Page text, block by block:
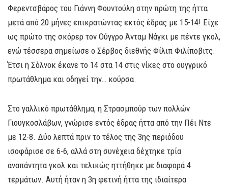
Φερεντσβάρος του Γιάννη Φουντούλη στην πρώτη της ήττα
μετά από 20 μήνες επικρατώντας εκτός έδρας με 15-14! Είχε
ως πρώτο της σκόρερ τον Ούγγρο Άνταμ Νάγκι με πέντε γκολ,
ενώ τέσσερα σημείωσε ο Σέρβος διεθνής Φίλιπ Φιλίποβιτς.
Έτσι η Σόλνοκ έκανε το 14 στα 14 στις νίκες στο ουγγρικό
πρωτάθλημα και οδηγεί την… κούρσα.
Στο γαλλικό πρωτάθλημα, η Στρασμπούρ των πολλών
Γιουγκοσλάβων, γνώρισε εντός έδρας ήττα από την Πέι Ντε
με 12-8. Δύο λεπτά πριν το τέλος της 3ης περιόδου
ισοφάρισε σε 6-6, αλλά στη συνέχεια δέχτηκε τρία
αναπάντητα γκολ και τελικώς ηττήθηκε με διαφορά 4
τερμάτων. Αυτή ήταν η 3η φετινή ήττα της ιδιαίτερα